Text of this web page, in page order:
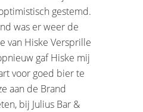
gestemd.
was er weer de
van Hiske Versprille
gaf Hiske mij
voor goed bier te
aan de Brand
bij Julius Bar &